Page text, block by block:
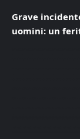
Grave
uomini: un